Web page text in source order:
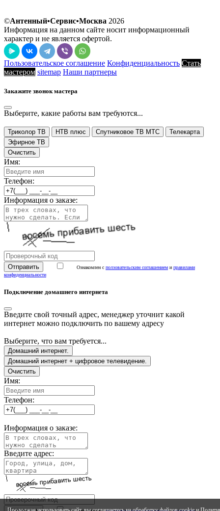
©Антенный•Сервис•Москва 2026
Информация на данном сайте носит информационный
характер и не является офертой.
Пользовательское соглашение Конфиденциальность Стать
мастером sitemap Наши партнеры
Закажите звонок мастера
Выберите, какие работы вам требуются...
Триколор ТВ НТВ плюс Спутниковое ТВ МТС
Телекарта
Эфирное ТВ
Очистить
Имя:
Телефон:
Информация о заказе:
Ознакомлен с ползовательским соглашением и правилами
конфиденциальности
Подключение домашнего интернета
Введите свой точный адрес, менеджер уточнит какой
интернет можно подключить по вашему адресу
Выберите, что вам требуется...
Домашний интернет.
Домашний интернет + цифровое телевидение.
Очистить
Имя:
Телефон:
Информация о заказе:
Введите адрес: